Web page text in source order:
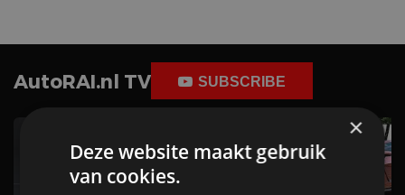
AutoRAI.nl TV SUBSCRIBE
×
Deze website maakt gebruik
van cookies.